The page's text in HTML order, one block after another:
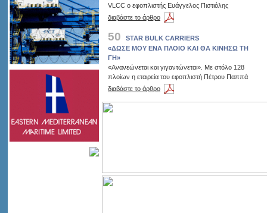
VLCC ο εφοπλιστής Ευάγγελος Πιστιόλης
διαβάστε το άρθρο
50
STAR BULK CARRIERS
«ΔΩΣΕ ΜΟΥ ΕΝΑ ΠΛΟΙΟ ΚΑΙ ΘΑ ΚΙΝΗΣΩ ΤΗ
ΓΗ»
«Ανανεώνεται και γιγαντώνεται». Με στόλο 128
πλοίων η εταιρεία του εφοπλιστή Πέτρου Παππά
διαβάστε το άρθρο